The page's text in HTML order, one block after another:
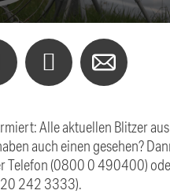
Alle aktuellen Blitzer aus
auch einen gesehen?
Telefon (0800 0 490400)
242 3333).